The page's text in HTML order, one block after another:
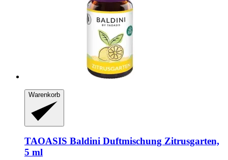
Warenkorb
TAOASIS Baldini Duftmischung Zitrusgarten,
5 ml